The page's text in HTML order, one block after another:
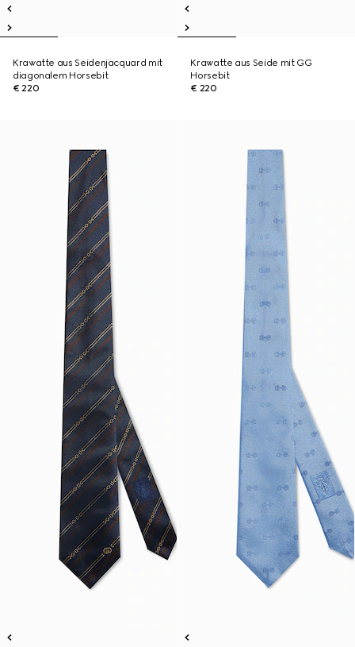
Krawatte aus Seidenjacquard mit
diagonalem Horsebit
€ 220
Krawatte aus Seide mit GG
Horsebit
€ 220